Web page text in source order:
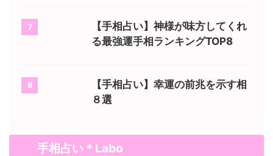
7
【手相占い】神様が味方してくれ
る最強運手相ランキングTOP8
8
【手相占い】幸運の前兆を示す相
８選
手相占い＊Labo